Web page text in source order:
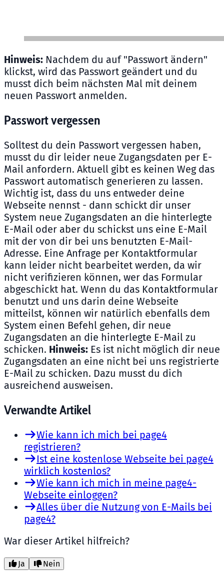
Hinweis: Nachdem du auf "Passwort ändern"
klickst, wird das Passwort geändert und du
musst dich beim nächsten Mal mit deinem
neuen Passwort anmelden.
Passwort vergessen
Solltest du dein Passwort vergessen haben,
musst du dir leider neue Zugangsdaten per E-
Mail anfordern. Aktuell gibt es keinen Weg das
Passwort automatisch generieren zu lassen.
Wichtig ist, dass du uns entweder deine
Webseite nennst - dann schickt dir unser
System neue Zugangsdaten an die hinterlegte
E-Mail oder aber du schickst uns eine E-Mail
mit der von dir bei uns benutzten E-Mail-
Adresse. Eine Anfrage per Kontaktformular
kann leider nicht bearbeitet werden, da wir
nicht verifizieren können, wer das Formular
abgeschickt hat. Wenn du das Kontaktformular
benutzt und uns darin deine Webseite
mitteilst, können wir natürlich ebenfalls dem
System einen Befehl gehen, dir neue
Zugangsdaten an die hinterlegte E-Mail zu
schicken. Hinweis: Es ist nicht möglich dir neue
Zugangsdaten an eine nicht bei uns registrierte
E-Mail zu schicken. Dazu musst du dich
ausreichend ausweisen.
Verwandte Artikel
Wie kann ich mich bei page4
registrieren?
Ist eine kostenlose Webseite bei page4
wirklich kostenlos?
Wie kann ich mich in meine page4-
Webseite einloggen?
Alles über die Nutzung von E-Mails bei
page4?
War dieser Artikel hilfreich?
Ja Nein